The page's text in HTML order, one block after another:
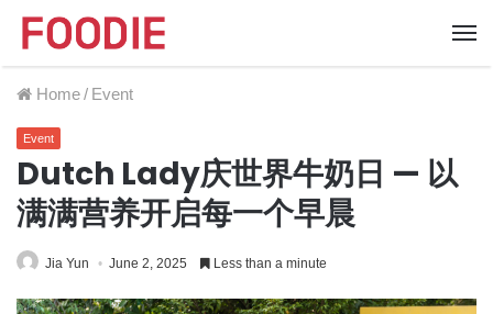
Home/ Event
Event
Dutch Lady庆世界牛奶日 — 以
满满营养开启每一个早晨
Jia Yun June 2, 2025 Less than a minute